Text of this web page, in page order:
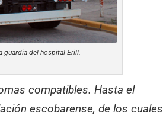
guardia del hospital Erill.
compatibles. Hasta el
escobarense, de los cuales